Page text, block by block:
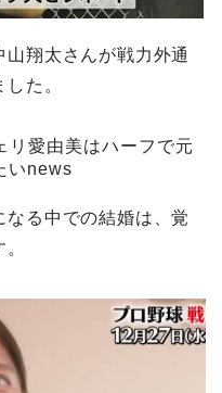
山翔太さんが戦力外通
た。
る中での結婚は、覚